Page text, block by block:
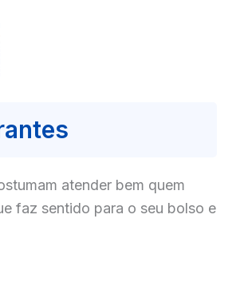
atender bem quem
faz sentido para o seu bolso e